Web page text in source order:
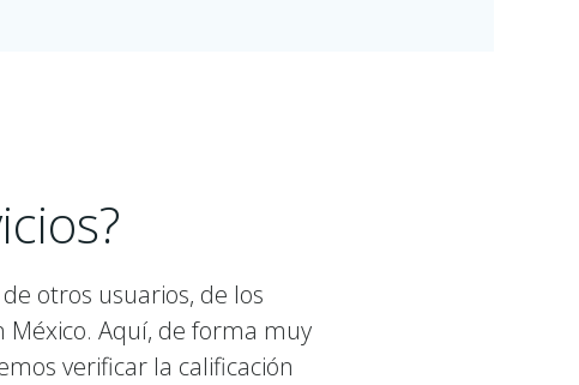
otros usuarios, de los
Aquí, de forma muy
verificar la calificación